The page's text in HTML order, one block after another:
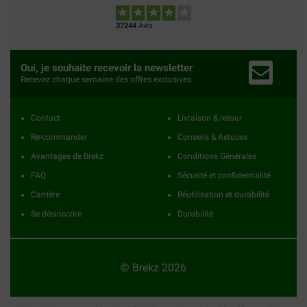
37244 Avis
Oui, je souhaite recevoir la newsletter
Recevez chaque semaine des offres exclusives
Contact
Re-commander
Avantages de Brekz
FAQ
Carrière
Se désinscrire
Livraison & retour
Conseils & Astuces
Conditions Générales
Sécurité et confidentialité
Réutilisation et durabilité
Durabilité
© Brekz 2026